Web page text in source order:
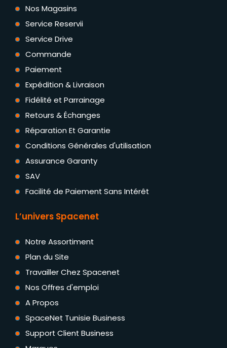
Nos Magasins
Service Reservii
Service Drive
Commande
Paiement
Expédition & Livraison
Fidélité et Parrainage
Retours & Échanges
Réparation Et Garantie
Conditions Générales d'utilisation
Assurance Garanty
SAV
Facilité de Paiement Sans Intérêt
L’univers Spacenet
Notre Assortiment
Plan du Site
Travailler Chez Spacenet
Nos Offres d'emploi
A Propos
SpaceNet Tunisie Business
Support Client Business